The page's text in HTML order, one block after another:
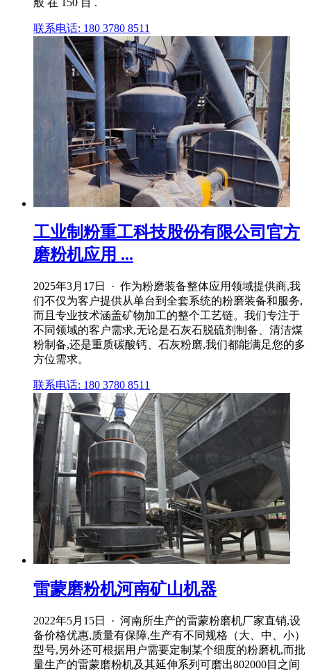
般 在 150 目 .
联系电话: 180 3780 8511
工业制粉重工科技股份有限公司官方
磨粉机应用 ...
2025年3月17日 · 作为粉磨装备整体应用领域提供商,我
们不仅为客户提供从单台到全套系统的粉磨装备和服务,
而且专业技术涵盖矿物加工的整个工艺链。我们专注于
不同领域的客户需求,无论是石灰石脱硫剂制备、清洁煤
粉制备,还是重质碳酸钙、石灰粉磨,我们都能满足您的多
方位需求。
联系电话: 180 3780 8511
雷蒙磨粉机河南矿山机器
2022年5月15日 · 河南所生产的雷蒙粉磨机厂家直销,设
备价格优惠,质量有保障,生产有不同规格（大、中、小）
型号,另外还可根据用户需要定制某个细度的粉磨机,而批
量生产的雷蒙磨粉机及其延伸系列可磨出802000目之间